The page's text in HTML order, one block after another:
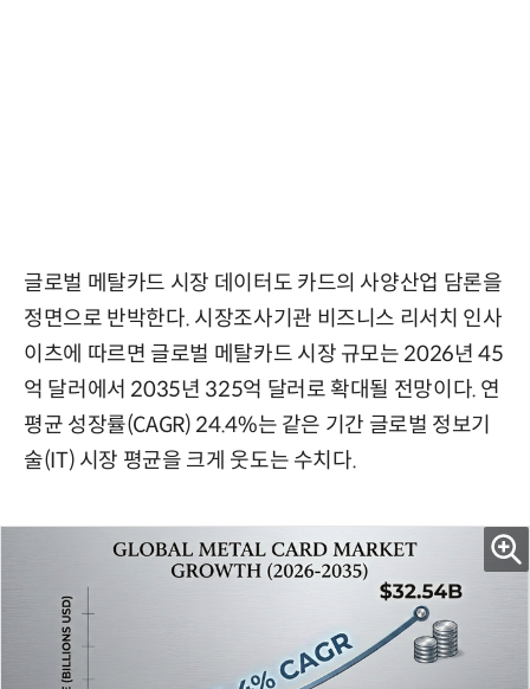
글로벌 메탈카드 시장 데이터도 카드의 사양산업 담론을
정면으로 반박한다. 시장조사기관 비즈니스 리서치 인사
이츠에 따르면 글로벌 메탈카드 시장 규모는 2026년 45
억 달러에서 2035년 325억 달러로 확대될 전망이다. 연
평균 성장률(CAGR) 24.4%는 같은 기간 글로벌 정보기
술(IT) 시장 평균을 크게 웃도는 수치다.